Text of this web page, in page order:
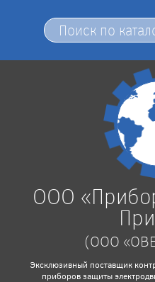
ООО
(ООО
Эксклюзивный поставщик
приборов защиты